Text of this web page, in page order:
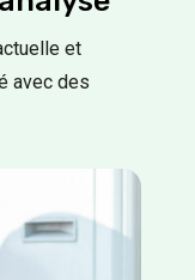
et
avec des